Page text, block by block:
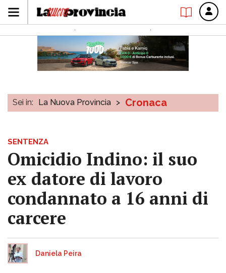
Sei in: La Nuova Provincia > Cronaca
SENTENZA
Omicidio Indino: il suo
ex datore di lavoro
condannato a 16 anni di
carcere
Daniela Peira